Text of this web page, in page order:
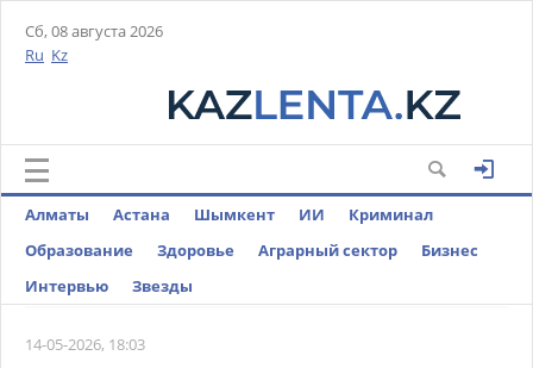
Сб, 08 августа 2026
Ru Kz
Алматы Астана Шымкент ИИ
Криминал
Образование
Здоровье Аграрный сектор
Бизнес
Интервью
Звезды
14-05-2026, 18:03